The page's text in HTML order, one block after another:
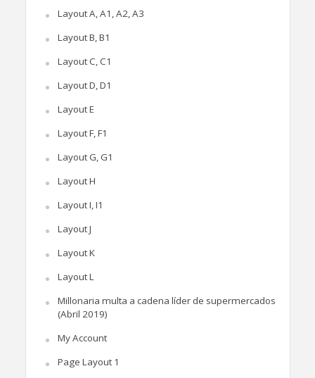
Layout A, A1, A2, A3
Layout B, B1
Layout C, C1
Layout D, D1
Layout E
Layout F, F1
Layout G, G1
Layout H
Layout I, I1
Layout J
Layout K
Layout L
Millonaria multa a cadena líder de supermercados
(Abril 2019)
My Account
Page Layout 1